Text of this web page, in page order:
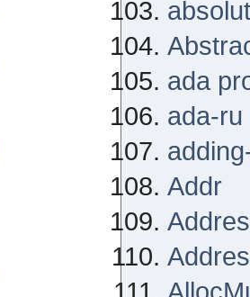
ada
ada-ru
Addr